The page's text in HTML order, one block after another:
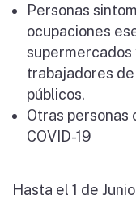
Personas
ocupaciones
supermercados
trabajadores
públicos.
Otras personas
COVID-19
Hasta el 1 de